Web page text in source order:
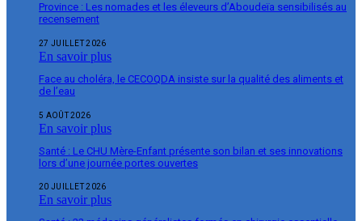
Province : Les nomades et les éleveurs d’Aboudeïa sensibilisés au
recensement
27 JUILLET 2026
En savoir plus
Face au choléra, le CECOQDA insiste sur la qualité des aliments et
de l’eau
5 AOÛT 2026
En savoir plus
Santé : Le CHU Mère-Enfant présente son bilan et ses innovations
lors d’une journée portes ouvertes
20 JUILLET 2026
En savoir plus